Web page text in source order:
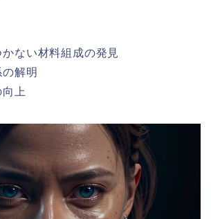
ない材料組成の発見
解明
上